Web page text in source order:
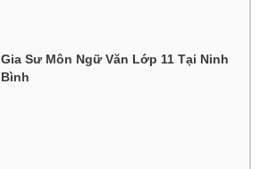
Gia Sư Môn Ngữ Văn Lớp 11 Tại Ninh
Bình